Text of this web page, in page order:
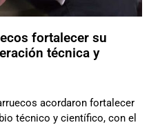
fortalecer su
técnica y
acordaron fortalecer
técnico y científico, con el